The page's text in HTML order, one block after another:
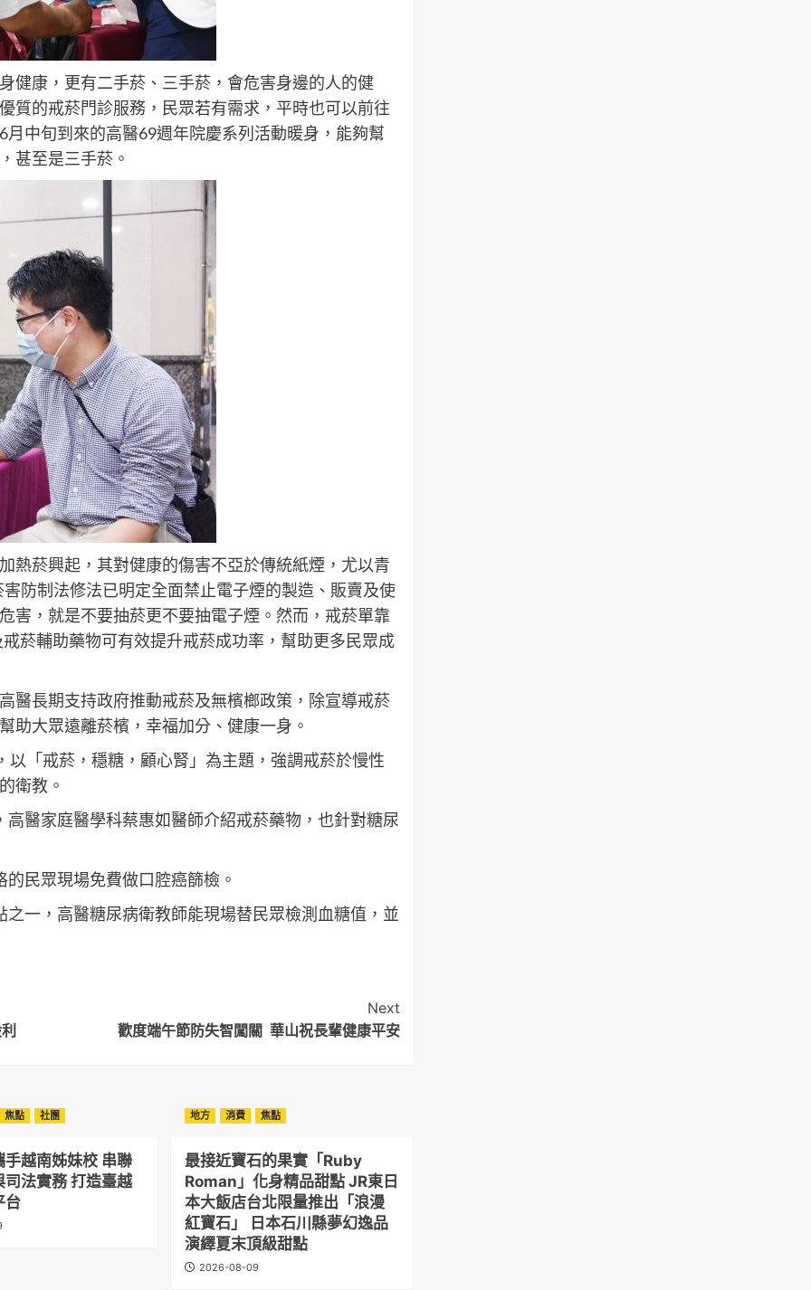
健康，更有二手菸、三手菸，會危害身邊的人的健
質的戒菸門診服務，民眾若有需求，平時也可以前往
中旬到來的高醫69週年院慶系列活動暖身，能夠幫
甚至是三手菸。
熱菸興起，其對健康的傷害不亞於傳統紙煙，尤以青
防制法修法已明定全面禁止電子煙的製造、販賣及使
害，就是不要抽菸更不要抽電子煙。然而，戒菸單靠
菸輔助藥物可有效提升戒菸成功率，幫助更多民眾成
醫長期支持政府推動戒菸及無檳榔政策，除宣導戒菸
助大眾遠離菸檳，幸福加分、健康一身。
「戒菸，穩糖，顧心腎」為主題，強調戒菸於慢性
衛教。
醫家庭醫學科蔡惠如醫師介紹戒菸藥物，也針對糖尿
民眾現場免費做口腔癌篩檢。
一，高醫糖尿病衛教師能現場替民眾檢測血糖值，並
Next
歡度端午節防失智闖關 華山祝長輩健康平安
焦點 社團
手越南姊妹校 串聯
司法實務 打造臺越
台
地方 消費 焦點
最接近寶石的果實「Ruby
Roman」化身精品甜點 JR東日
本大飯店台北限量推出「浪漫
紅寶石」 日本石川縣夢幻逸品
演繹夏末頂級甜點
2026-08-09